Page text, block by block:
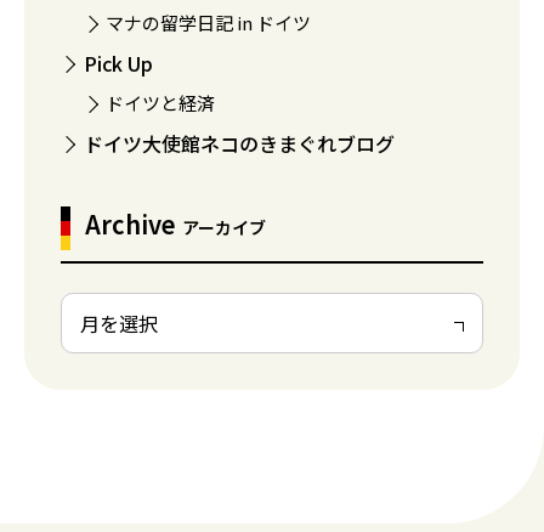
マナの留学日記 in ドイツ
Pick Up
ドイツと経済
ドイツ大使館ネコのきまぐれブログ
Archive アーカイブ